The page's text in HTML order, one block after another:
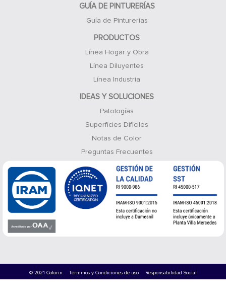
GUÍA DE PINTURERÍAS
Guía de Pinturerías
PRODUCTOS
Línea Hogar y Obra
Línea Diluyentes
Línea Industria
IDEAS Y SOLUCIONES
Patologías
Superficies Difíciles
Notas de Color
Preguntas Frecuentes
© 2021 Colorin Términos y Condiciones de uso Responsabilidad Social